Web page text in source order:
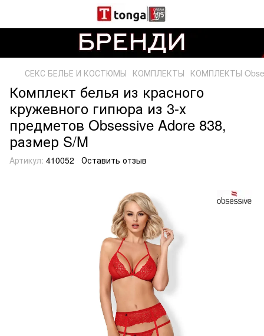
СЕКС БЕЛЬЕ И КОСТЮМЫ КОМПЛЕКТЫ КОМПЛЕКТЫ
Комплект белья из красного
кружевного гипюра из 3-х
предметов Obsessive Adore 838,
размер S/M
Артикул: 410052 Оставить отзыв